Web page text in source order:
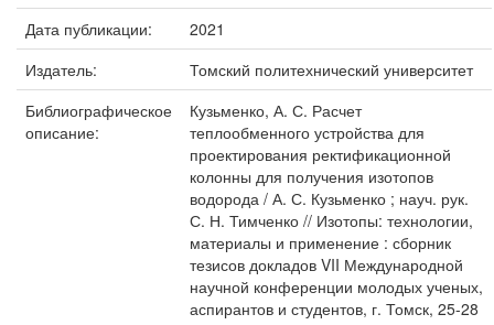
Дата публикации:
2021
Издатель:
Томский политехнический университет
Библиографическое
описание:
Кузьменко, А. С. Расчет
теплообменного устройства для
проектирования ректификационной
колонны для получения изотопов
водорода / А. С. Кузьменко ; науч. рук.
С. Н. Тимченко // Изотопы: технологии,
материалы и применение : сборник
тезисов докладов VII Международной
научной конференции молодых ученых,
аспирантов и студентов, г. Томск, 25-28